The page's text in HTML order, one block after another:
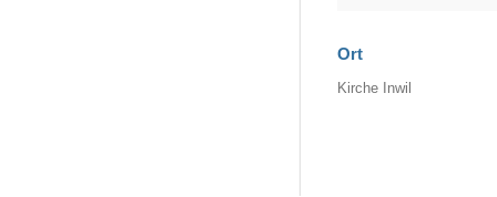
Ort
Kirche Inwil